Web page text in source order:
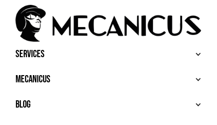
Services
ACHETER
VENDRE
SERVICES PREMIUM
Mecanicus
À PROPOS
HOUSE MECANICUS
Blog